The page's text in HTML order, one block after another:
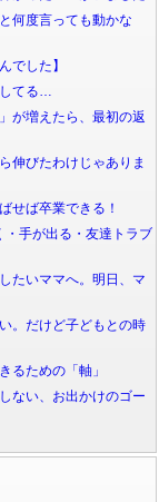
何度言っても動かな
でした】
てる…
が増えたら、最初の返
伸びたわけじゃありま
せば卒業できる！
・手が出る・友達トラブ
たいママへ。明日、マ
。だけど子どもとの時
るための「軸」
ない、お出かけのゴー